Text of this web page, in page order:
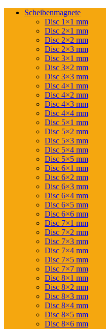
Scheibenmagnete
Disc 1×1 mm
Disc 2×1 mm
Disc 2×2 mm
Disc 2×3 mm
Disc 3×1 mm
Disc 3×2 mm
Disc 3×3 mm
Disc 4×1 mm
Disc 4×2 mm
Disc 4×3 mm
Disc 4×4 mm
Disc 5×1 mm
Disc 5×2 mm
Disc 5×3 mm
Disc 5×4 mm
Disc 5×5 mm
Disc 6×1 mm
Disc 6×2 mm
Disc 6×3 mm
Disc 6×4 mm
Disc 6×5 mm
Disc 6×6 mm
Disc 7×1 mm
Disc 7×2 mm
Disc 7×3 mm
Disc 7×4 mm
Disc 7×5 mm
Disc 7×7 mm
Disc 8×1 mm
Disc 8×2 mm
Disc 8×3 mm
Disc 8×4 mm
Disc 8×5 mm
Disc 8×6 mm